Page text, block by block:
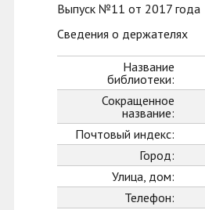
Выпуск №11 от 2017 года
Сведения о держателях
Название
библиотеки:
Сокращенное
название:
Почтовый индекс:
Город:
Улица, дом:
Телефон: